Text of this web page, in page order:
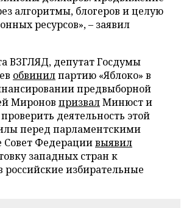
алгоритмы, блогеров и целую
ресурсов», – заявил
ВЗГЛЯД, депутат Госдумы
обвинилпартию «Яблоко» в
предвыборной
Миронов призвалМинюст и
деятельность этой
перед парламентскими
Совет Федерациивыявил
западных стран к
российские избирательные